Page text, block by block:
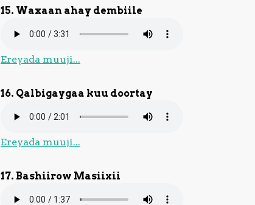
15. Waxaan ahay dembiile
Ereyada muuji...
16. Qalbigaygaa kuu doortay
Ereyada muuji...
17. Bashiirow Masiixii